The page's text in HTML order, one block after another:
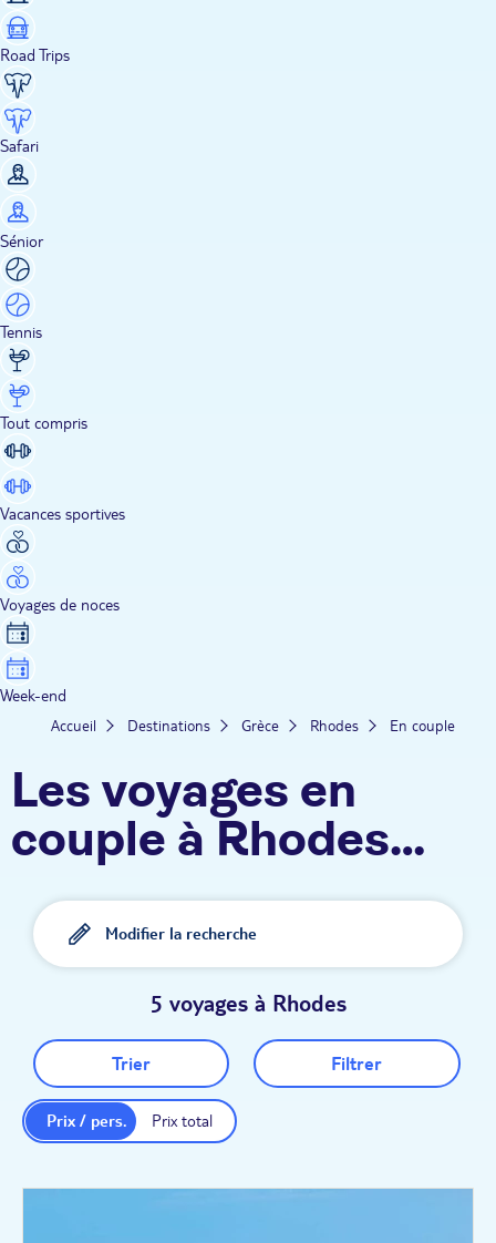
Road Trips
Safari
Sénior
Tennis
Tout compris
Vacances sportives
Voyages de noces
Week-end
Accueil Destinations Grèce Rhodes En couple
Les voyages en
couple à Rhodes
avec TUI
Modifier la recherche
5 voyages à Rhodes
Trier Filtrer
Prix total
Prix / pers.